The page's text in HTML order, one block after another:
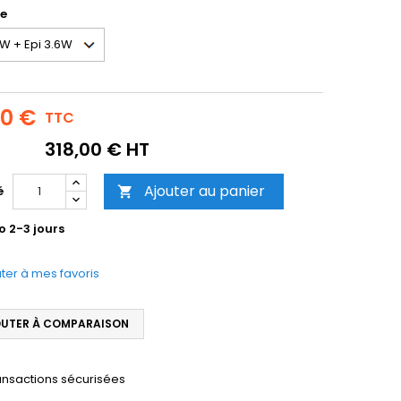
€ TTC
318,00 € HT
 Ajouter au panier
2-3 jours
à mes favoris
À COMPARAISON
sécurisées